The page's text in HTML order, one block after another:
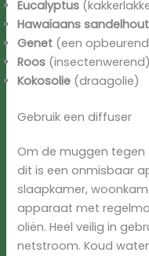
Eucalyptus
Hawaïaans sandelhout
Genet (een
Roos (insectenwerend)
Kokosolie (draagolie)
Gebruik een diffuser
Om de muggen
dit is een onmisbaar
slaapkamer,
apparaat met
oliën. Heel veilig in
netstroom. Koud